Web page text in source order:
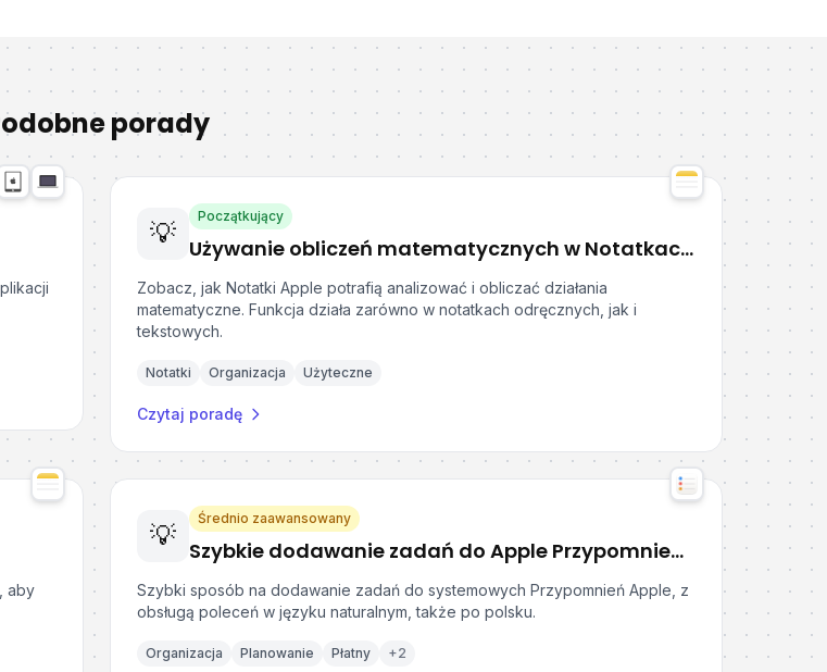
porady
💡
Początkujący
Używanie obliczeń matematycznych w Notatkach Apple
Zobacz, jak Notatki Apple potrafią analizować i obliczać działania
matematyczne. Funkcja działa zarówno w notatkach odręcznych, jak i
tekstowych.
Notatki Organizacja Użyteczne
Czytaj poradę
aby
💡
Średnio zaawansowany
Szybkie dodawanie zadań do Apple Przypomnień z Remind Me Faster
Szybki sposób na dodawanie zadań do systemowych Przypomnień Apple, z
obsługą poleceń w języku naturalnym, także po polsku.
Organizacja Planowanie Płatny +2